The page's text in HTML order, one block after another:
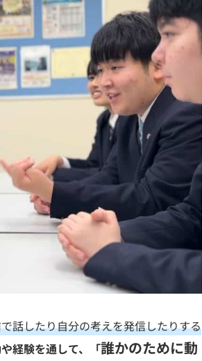
話したり自分の考えを発信したりする
経験を通して、「誰かのために動